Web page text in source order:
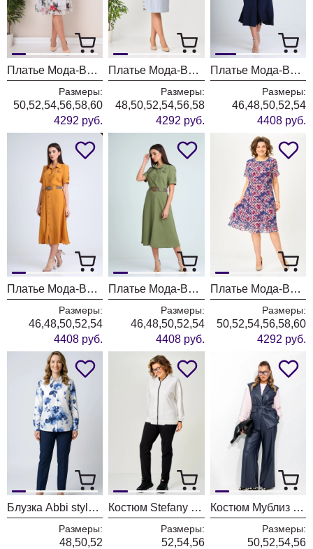
Платье Мода-Версаль 2383 молоко
Размеры:
50,52,54,56,58,60
4292 руб.
Платье Мода-Версаль 2393 синий полоска
Размеры:
48,50,52,54,56,58
4292 руб.
Платье Мода-Версаль 2298/темно-синий
Размеры:
46,48,50,52,54
4408 руб.
Платье Мода-Версаль 2298/горчица
Размеры:
46,48,50,52,54
4408 руб.
Платье Мода-Версаль 2298/хаки
Размеры:
46,48,50,52,54
4408 руб.
Платье Мода-Версаль 2383 индиго
Размеры:
50,52,54,56,58,60
4292 руб.
Блузка Abbi style 4075 синяя акварель
Размеры:
48,50,52
Костюм Stefany 2066-2 бело-черный
Размеры:
52,54,56
Костюм Мублиз 335 синий
Размеры:
50,52,54,56